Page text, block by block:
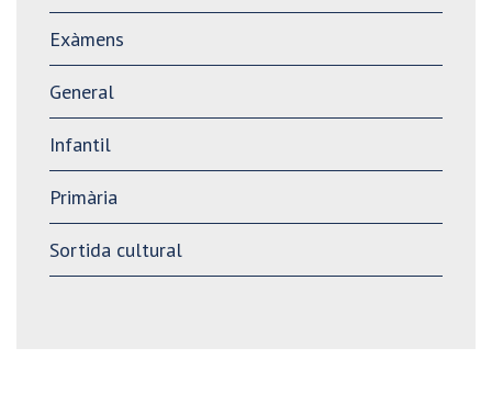
Exàmens
General
Infantil
Primària
Sortida cultural